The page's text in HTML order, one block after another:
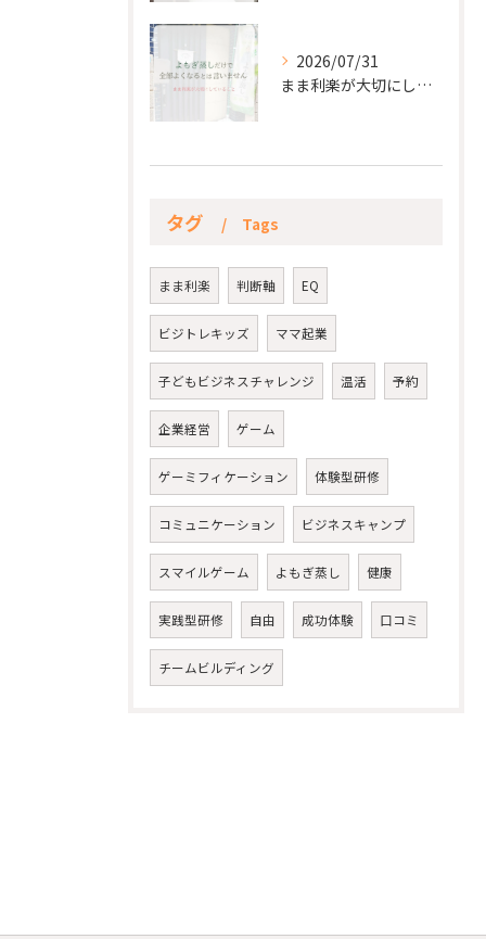
2026/07/31
まま利楽が大切にしていること✨
タグ Tags
まま利楽 判断軸 EQ
ビジトレキッズ ママ起業
子どもビジネスチャレンジ 温活 予約
企業経営 ゲーム
ゲーミフィケーション 体験型研修
コミュニケーション ビジネスキャンプ
スマイルゲーム よもぎ蒸し 健康
実践型研修 自由 成功体験 口コミ
チームビルディング